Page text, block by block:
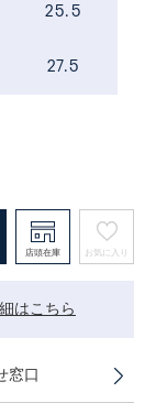
25.5
27.5
店頭在庫 お気に入り
はこちら
窓口